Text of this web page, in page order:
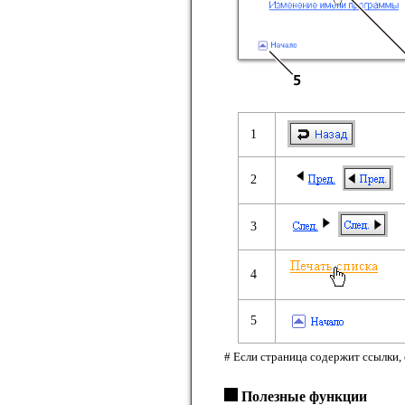
1
2
3
4
5
# Если страница содержит
Полезные функции